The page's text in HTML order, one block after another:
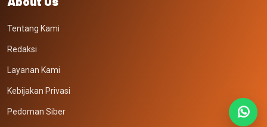
Tentang Kami
Redaksi
Layanan Kami
Kebijakan Privasi
Pedoman Siber